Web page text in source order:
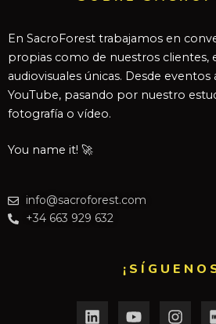
En SacroForest trabajamos en
propias como de nuestros clientes,
audiovisuales únicas. Desde
YouTube, pasando por nuestro
fotografía o vídeo.
You name it! 🚀
info@sacroforest.com
+34 663 929 632